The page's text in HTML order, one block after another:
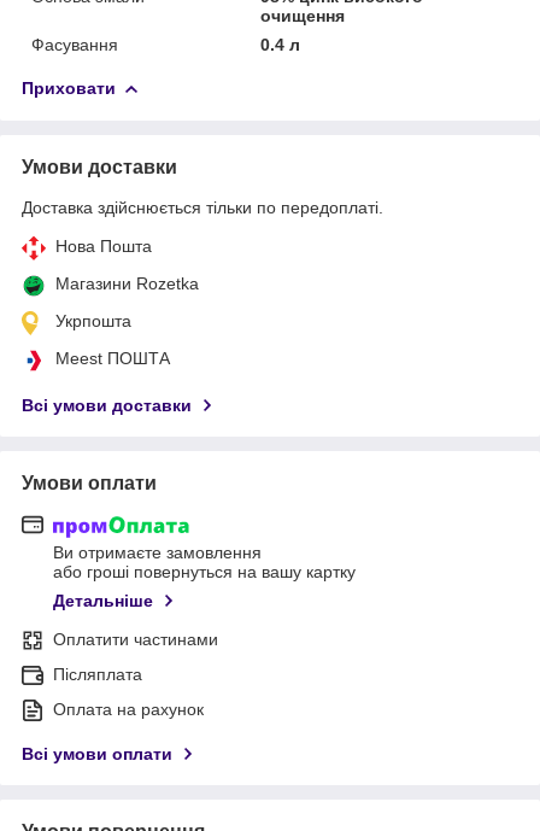
очищення
Фасування
0.4 л
Приховати
Умови доставки
Доставка здійснюється тільки по передоплаті.
Нова Пошта
Магазини Rozetka
Укрпошта
Meest ПОШТА
Всі умови доставки
Умови оплати
Ви отримаєте замовлення
або гроші повернуться на вашу картку
Детальніше
Оплатити частинами
Післяплата
Оплата на рахунок
Всі умови оплати